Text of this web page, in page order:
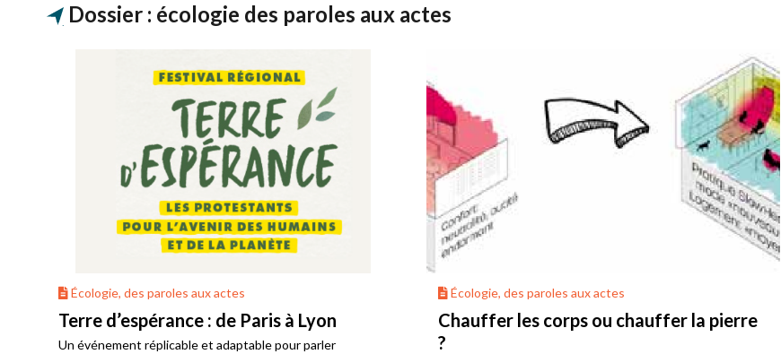
Dossier : écologie des paroles aux actes
Écologie, des paroles aux actes
Terre d’espérance : de Paris à Lyon
Un événement réplicable et adaptable pour parler
Écologie, des paroles aux actes
Chauffer les corps ou chauffer la pierre
?